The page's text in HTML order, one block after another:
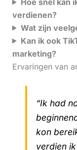
verdienen?
Wat zijn
Kan ik ook
marketing?
Ervaringen van
“Ik had
kon
verdien